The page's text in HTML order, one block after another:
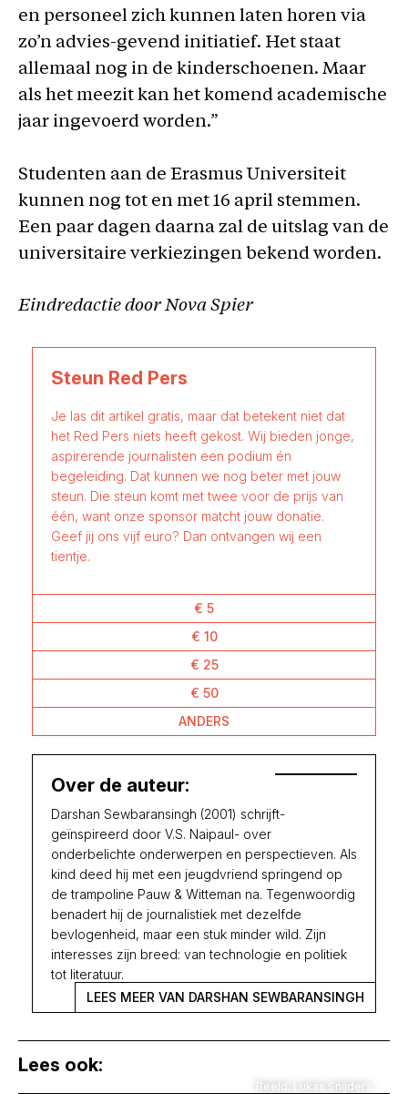
en personeel zich kunnen laten horen via
zo’n advies-gevend initiatief. Het staat
allemaal nog in de kinderschoenen. Maar
als het meezit kan het komend academische
jaar ingevoerd worden.”
Studenten aan de Erasmus Universiteit
kunnen nog tot en met 16 april stemmen.
Een paar dagen daarna zal de uitslag van de
universitaire verkiezingen bekend worden.
Eindredactie door Nova Spier
Steun Red Pers
Je las dit artikel gratis, maar dat betekent niet dat
het Red Pers niets heeft gekost. Wij bieden jonge,
aspirerende journalisten een podium én
begeleiding. Dat kunnen we nog beter met jouw
steun. Die steun komt met twee voor de prijs van
één, want onze sponsor matcht jouw donatie.
Geef jij ons vijf euro? Dan ontvangen wij een
tientje.
€ 5
€ 10
€ 25
€ 50
ANDERS
Over de auteur:
Darshan Sewbaransingh (2001) schrijft-
geïnspireerd door V.S. Naipaul- over
onderbelichte onderwerpen en perspectieven. Als
kind deed hij met een jeugdvriend springend op
de trampoline Pauw & Witteman na. Tegenwoordig
benadert hij de journalistiek met dezelfde
bevlogenheid, maar een stuk minder wild. Zijn
interesses zijn breed: van technologie en politiek
tot literatuur.
LEES MEER VAN DARSHAN SEWBARANSINGH
Lees ook:
Beeld: Lukas Snijders